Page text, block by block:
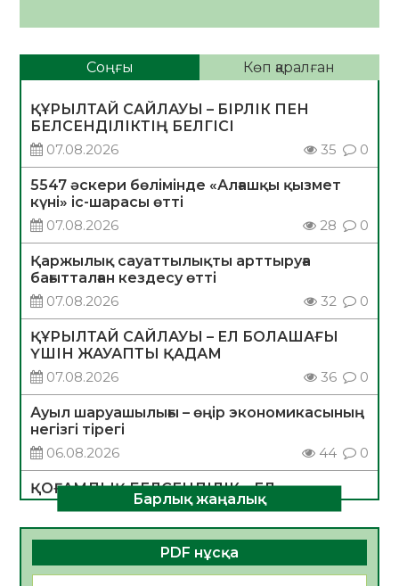
Соңғы Көп қаралған
ҚҰРЫЛТАЙ САЙЛАУЫ – БІРЛІК ПЕН
БЕЛСЕНДІЛІКТІҢ БЕЛГІСІ
07.08.2026
35 0
5547 әскери бөлімінде «Алғашқы қызмет
күні» іс-шарасы өтті
07.08.2026
28 0
Қаржылық сауаттылықты арттыруға
бағытталған кездесу өтті
07.08.2026
32 0
ҚҰРЫЛТАЙ САЙЛАУЫ – ЕЛ БОЛАШАҒЫ
ҮШІН ЖАУАПТЫ ҚАДАМ
07.08.2026
36 0
Ауыл шаруашылығы – өңір экономикасының
негізгі тірегі
06.08.2026
44 0
ҚОҒАМДЫҚ БЕЛСЕНДІЛІК – ЕЛ
ДАМУЫНЫҢ НЕГІЗІ
06.08.2026
41 0
ҚҰРЫЛТАЙ САЙЛАУЫ – БОЛАШАҚҚА
БАСТАР ЖАУАПТЫ ТАҢДАУ
Барлық жаңалық
PDF нұсқа